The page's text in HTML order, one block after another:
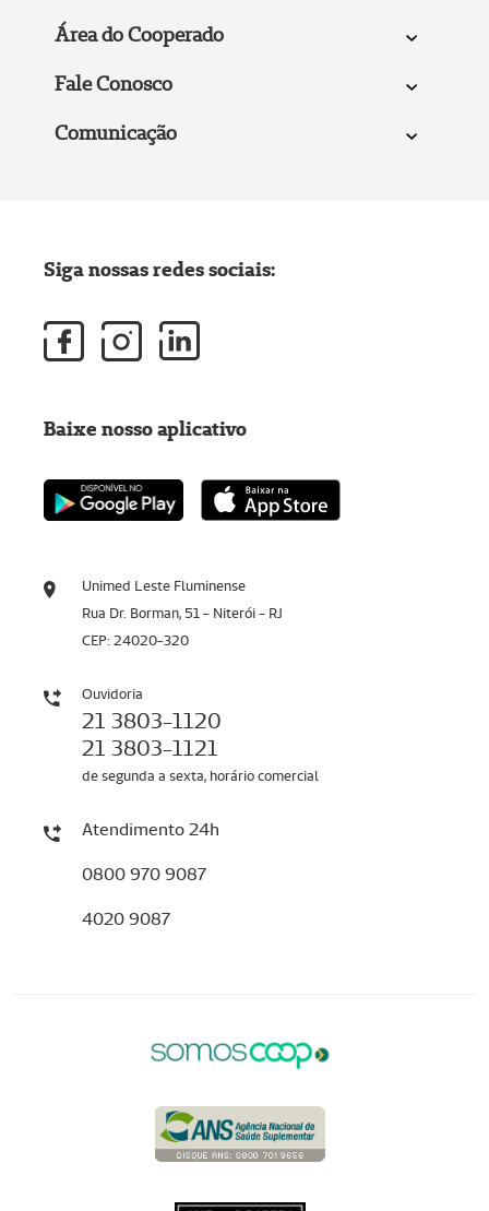
Área do Cooperado
Fale Conosco
Comunicação
Unimed Leste Fluminense
Rua Dr. Borman, 51 - Niterói - RJ
CEP: 24020-320
Ouvidoria
21 3803-1120
21 3803-1121
de segunda a sexta, horário comercial
Atendimento 24h
0800 970 9087
4020 9087
Siga nossas redes sociais:
Baixe nosso aplicativo